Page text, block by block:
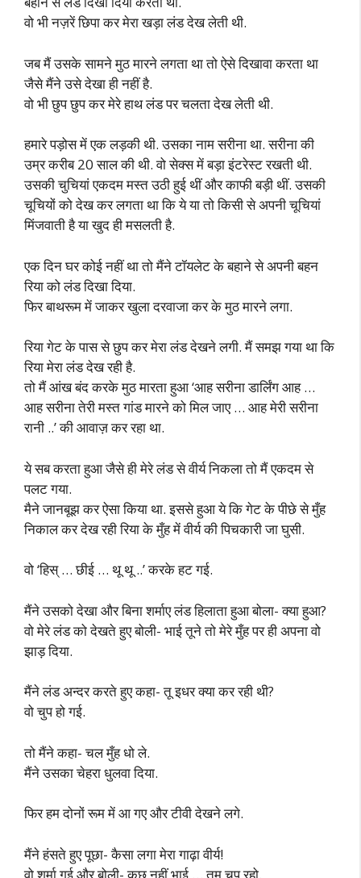
वो भी नज़रें छिपा कर मेरा खड़ा लंड देख लेती थी.
जब मैं उसके सामने मुठ मारने लगता था तो ऐसे दिखावा करता था
जैसे मैंने उसे देखा ही नहीं है.
वो भी छुप छुप कर मेरे हाथ लंड पर चलता देख लेती थी.
हमारे पड़ोस में एक लड़की थी. उसका नाम सरीना था. सरीना की
उम्र करीब 20 साल की थी. वो सेक्स में बड़ा इंटरेस्ट रखती थी.
उसकी चुचियां एकदम मस्त उठी हुई थीं और काफी बड़ी थीं. उसकी
चूचियों को देख कर लगता था कि ये या तो किसी से अपनी चूचियां
मिंजवाती है या खुद ही मसलती है.
एक दिन घर कोई नहीं था तो मैंने टॉयलेट के बहाने से अपनी बहन
रिया को लंड दिखा दिया.
फिर बाथरूम में जाकर खुला दरवाजा कर के मुठ मारने लगा.
रिया गेट के पास से छुप कर मेरा लंड देखने लगी. मैं समझ गया था कि
रिया मेरा लंड देख रही है.
तो मैं आंख बंद करके मुठ मारता हुआ ‘आह सरीना डार्लिंग आह …
आह सरीना तेरी मस्त गांड मारने को मिल जाए … आह मेरी सरीना
रानी ..’ की आवाज़ कर रहा था.
ये सब करता हुआ जैसे ही मेरे लंड से वीर्य निकला तो मैं एकदम से
पलट गया.
मैने जानबूझ कर ऐसा किया था. इससे हुआ ये कि गेट के पीछे से मुँह
निकाल कर देख रही रिया के मुँह में वीर्य की पिचकारी जा घुसी.
वो ‘हिस् … छीई … थू थू ..’ करके हट गई.
मैंने उसको देखा और बिना शर्माए लंड हिलाता हुआ बोला- क्या हुआ?
वो मेरे लंड को देखते हुए बोली- भाई तूने तो मेरे मुँह पर ही अपना वो
झाड़ दिया.
मैंने लंड अन्दर करते हुए कहा- तू इधर क्या कर रही थी?
वो चुप हो गई.
तो मैंने कहा- चल मुँह धो ले.
मैंने उसका चेहरा धुलवा दिया.
फिर हम दोनों रूम में आ गए और टीवी देखने लगे.
मैंने हंसते हुए पूछा- कैसा लगा मेरा गाढ़ा वीर्य!
वो शर्मा गई और बोली- कुछ नहीं भाई … तुम चुप रहो.